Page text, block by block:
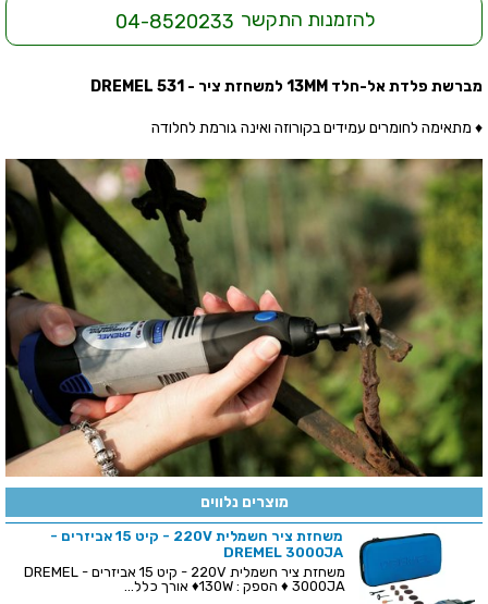
להזמנות התקשר 04-8520233
מברשת פלדת אל-חלד 13MM למשחזת ציר - DREMEL 531
♦ מתאימה לחומרים עמידים בקורוזה ואינה גורמת לחלודה
מוצרים נלווים
משחזת ציר חשמלית 220V - קיט 15 אביזרים -
DREMEL 3000JA
משחזת ציר חשמלית 220V - קיט 15 אביזרים - DREMEL
3000JA ♦ הספק : 130W♦ אורך כלל...